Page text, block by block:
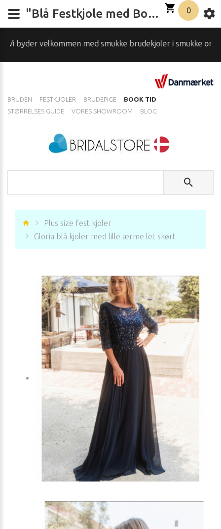
velkommen med smukke brudekjoler i smukke
BRUDEN FESTKJOLER BRUDEPIGE
BOOK TID
STØRRELSES GUIDE
VORES SHOWROOM BLOG
0
Plus size fest kjoler
Gloria blå kjoler med lille ærme let skørt
"Blå Festkjole med Bomuldsærmer - Elegant og Komfortabel | Weddingdeluxe"